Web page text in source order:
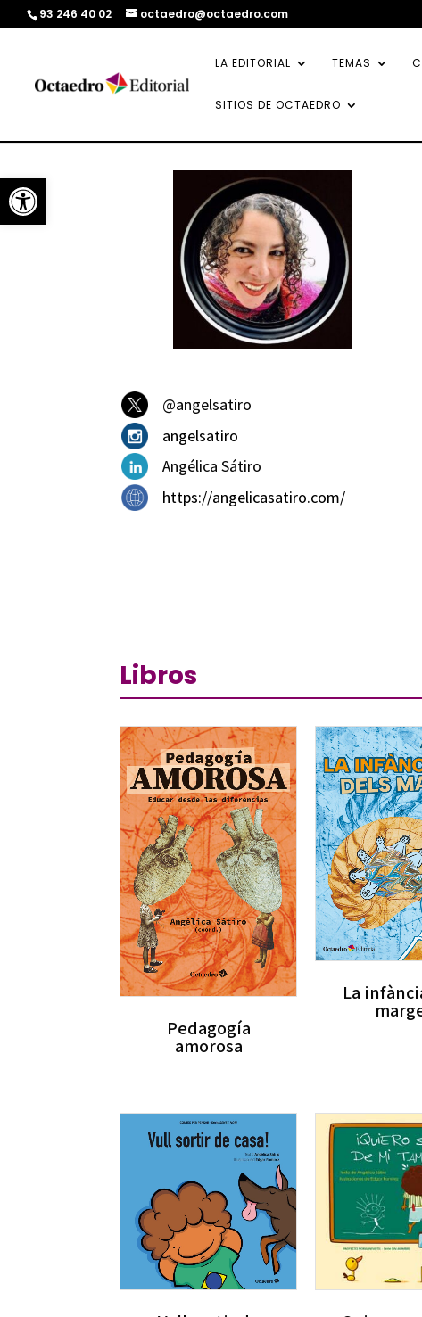
Abrir barra de herramientas
93 246 40 02 octaedro@octaedro.com
LA EDITORIAL TEMAS
SITIOS DE OCTAEDRO
@angelsatiro
angelsatiro
Angélica Sátiro
https://angelicasatiro.com/
Libros
Pedagogía
amorosa
La